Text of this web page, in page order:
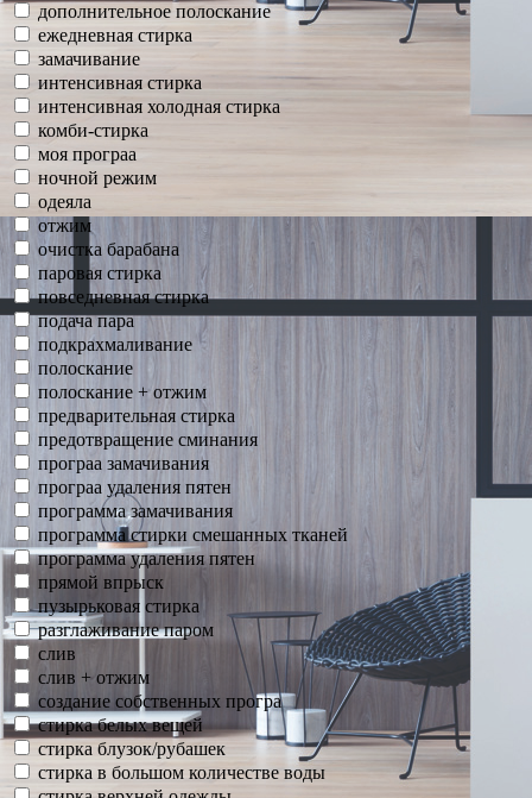
дополнительное полоскание
ежедневная стирка
замачивание
интенсивная стирка
интенсивная холодная стирка
комби-стирка
моя програа
ночной режим
одеяла
отжим
очистка барабана
паровая стирка
повседневная стирка
подача пара
подкрахмаливание
полоскание
полоскание + отжим
предварительная стирка
предотвращение сминания
програа замачивания
програа удаления пятен
программа замачивания
программа стирки смешанных тканей
программа удаления пятен
прямой впрыск
пузырьковая стирка
разглаживание паром
слив
слив + отжим
создание собственных програ
стирка белых вещей
стирка блузок/рубашек
стирка в большом количестве воды